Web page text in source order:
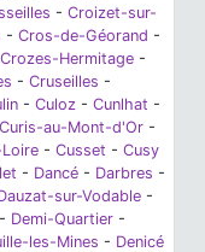
- Croizet-sur-
- Cros-de-Géorand -
Crozes-Hermitage -
- Cruseilles -
- Culoz - Cunlhat -
Curis-au-Mont-d'Or -
- Cusset - Cusy
- Dancé - Darbres -
sur-Vodable -
- Demi-Quartier -
les-Mines - Denicé